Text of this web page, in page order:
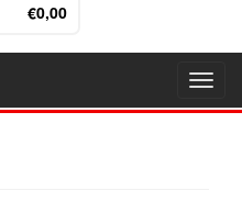
€0,00